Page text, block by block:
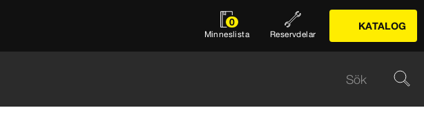
0
Minneslista Reservdelar
KATALOG